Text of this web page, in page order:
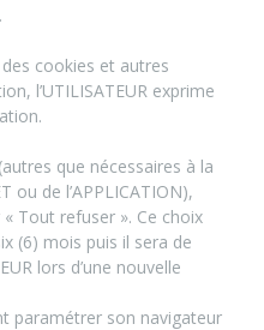
cookies et autres
l’UTILISATEUR exprime
que nécessaires à la
ou de l’APPLICATION),
« Tout refuser ». Ce choix
(6) mois puis il sera de
lors d’une nouvelle
paramétrer son navigateur